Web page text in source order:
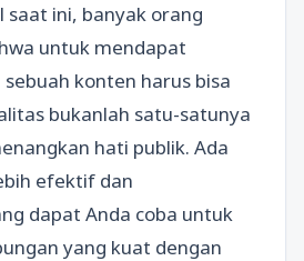
saat ini, banyak orang
untuk mendapat
konten harus bisa
bukanlah satu-satunya
hati publik. Ada
efektif dan
dapat Anda coba untuk
yang kuat dengan